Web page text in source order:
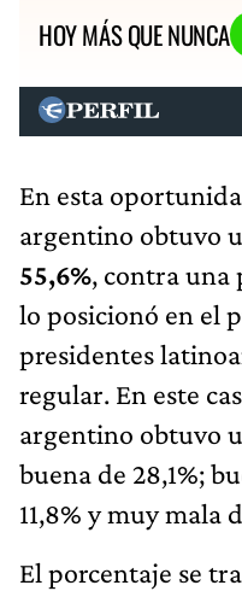
HOY MÁS QUE NUNCA
En esta
argentino obtuvo
55,6%, contra una
lo posicionó en el
presidentes
regular. En este
argentino obtuvo
buena de 28,1%;
11,8% y muy mala
El porcentaje se